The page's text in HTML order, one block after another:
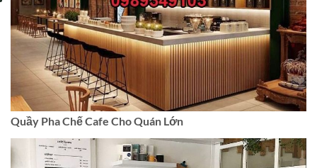
Quầy Pha Chế Cafe Cho Quán Lớn